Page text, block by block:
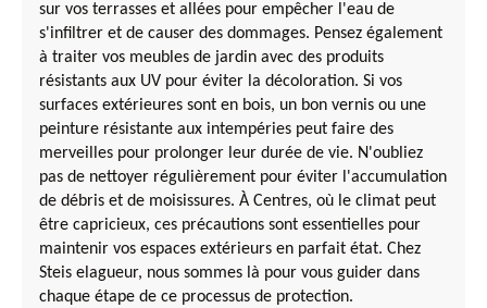
sur vos terrasses et allées pour empêcher l'eau de
s'infiltrer et de causer des dommages. Pensez également
à traiter vos meubles de jardin avec des produits
résistants aux UV pour éviter la décoloration. Si vos
surfaces extérieures sont en bois, un bon vernis ou une
peinture résistante aux intempéries peut faire des
merveilles pour prolonger leur durée de vie. N'oubliez
pas de nettoyer régulièrement pour éviter l'accumulation
de débris et de moisissures. À Centres, où le climat peut
être capricieux, ces précautions sont essentielles pour
maintenir vos espaces extérieurs en parfait état. Chez
Steis elagueur, nous sommes là pour vous guider dans
chaque étape de ce processus de protection.